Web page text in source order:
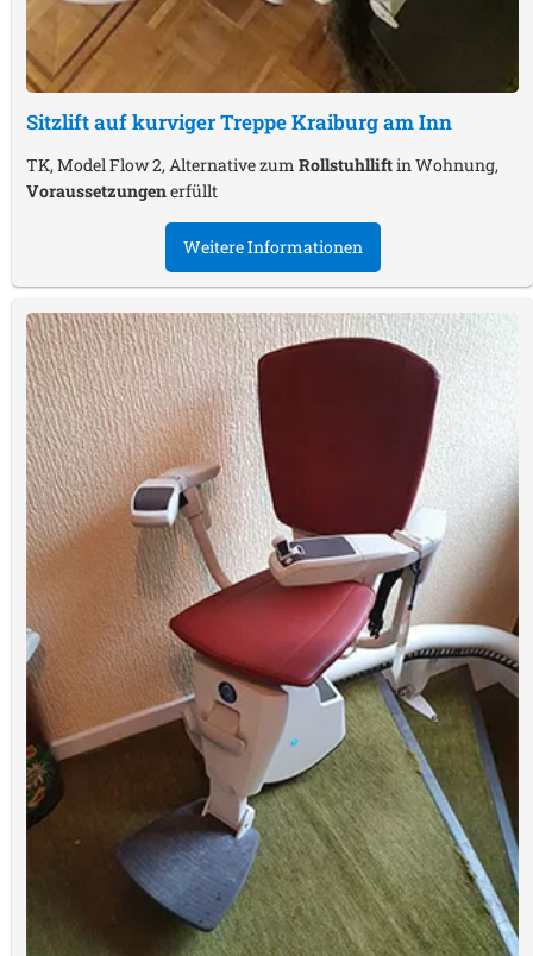
Sitzlift auf kurviger TreppeKraiburg am Inn
TK, Model Flow 2, Alternative zum Rollstuhlliftin Wohnung,
Voraussetzungenerfüllt
Weitere Informationen